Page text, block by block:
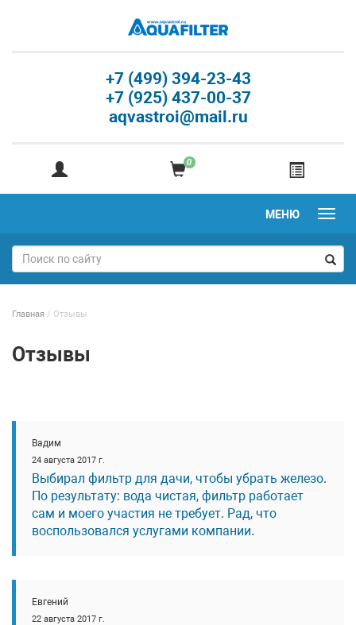
+7 (499) 394-23-43
+7 (925) 437-00-37
aqvastroi@mail.ru
0
МЕНЮ
Главная / Отзывы
Отзывы
Вадим
24 августа 2017 г.
Выбирал фильтр для дачи, чтобы убрать железо.
По результату: вода чистая, фильтр работает
сам и моего участия не требует. Рад, что
воспользовался услугами компании.
Евгений
22 августа 2017 г.